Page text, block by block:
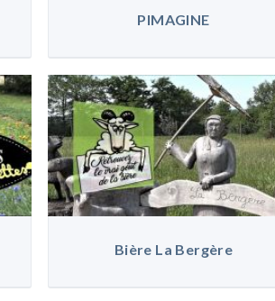
PIMAGINE
Bière La Bergère